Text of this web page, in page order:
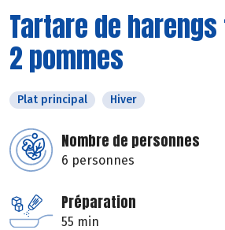
Tartare de
2 pommes
Plat principal Hiver
Nombre de personnes
6 personnes
Préparation
55 min